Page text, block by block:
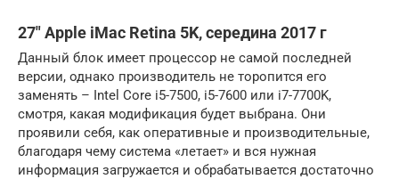
27″ Apple iMac Retina 5K, середина 2017 г
Данный блок имеет процессор не самой последней
версии, однако производитель не торопится его
заменять – Intel Core i5-7500, i5-7600 или i7-7700K,
смотря, какая модификация будет выбрана. Они
проявили себя, как оперативные и производительные,
благодаря чему система «летает» и вся нужная
информация загружается и обрабатывается достаточно